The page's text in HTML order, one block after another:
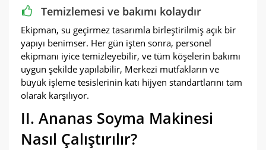
Temizlemesi ve bakımı kolaydır
Ekipman, su geçirmez tasarımla birleştirilmiş açık bir
yapıyı benimser. Her gün işten sonra, personel
ekipmanı iyice temizleyebilir, ve tüm köşelerin bakımı
uygun şekilde yapılabilir, Merkezi mutfakların ve
büyük işleme tesislerinin katı hijyen standartlarını tam
olarak karşılıyor.
II. Ananas Soyma Makinesi
Nasıl Çalıştırılır?